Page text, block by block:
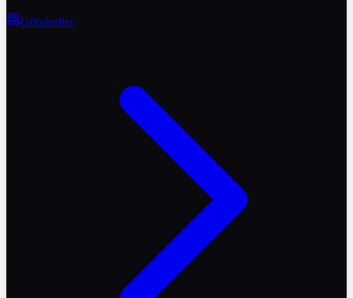
Gönderiler